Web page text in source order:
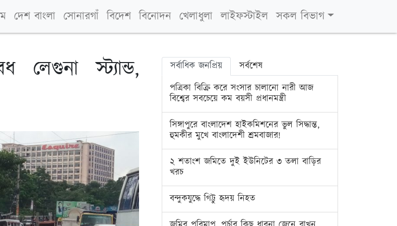
দেশ বাংলা সোনারগাঁ বিদেশ বিনোদন খেলাধুলা লাইফস্টাইল সকল বিভাগ
লেগুনা স্ট্যান্ড,
সর্বাধিক জনপ্রিয়
সর্বশেষ
পত্রিকা বিক্রি করে সংসার চালানো নারী আজ
বিশ্বের সবচেয়ে কম বয়সী প্রধানমন্ত্রী
সিঙ্গাপুরে বাংলাদেশ হাইকমিশনের ভুল সিদ্ধান্ত,
হুমকীর মুখে বাংলাদেশী শ্রমবাজার!
২ শতাংশ জমিতে দুই ইউনিটের ৩ তলা বাড়ির
খরচ
বন্দুকযুদ্ধে গিট্টু হৃদয় নিহত